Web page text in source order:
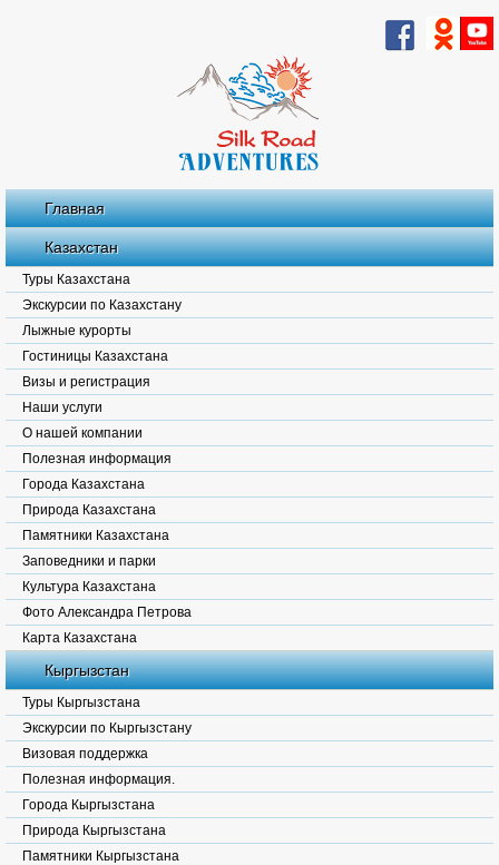
Главная
Казахстан
Туры Казахстана
Экскурсии по Казахстану
Лыжные курорты
Гостиницы Казахстана
Визы и регистрация
Наши услуги
О нашей компании
Полезная информация
Города Казахстана
Природа Казахстана
Памятники Казахстана
Заповедники и парки
Культура Казахстана
Фото Александра Петрова
Карта Казахстана
Кыргызстан
Туры Кыргызстана
Экскурсии по Кыргызстану
Визовая поддержка
Полезная информация.
Города Кыргызстана
Природа Кыргызстана
Памятники Кыргызстана